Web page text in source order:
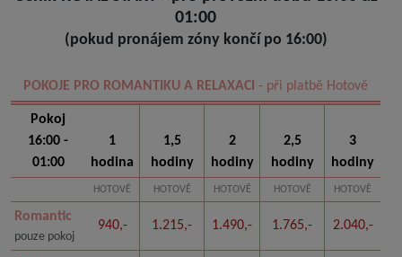
01:00
(pokud pronájem zóny končí po 16:00)
POKOJE PRO ROMANTIKU A RELAXACI - při platbě Hotově
Pokoj
16:00 -
01:00
1
hodina
1,5
hodiny
2
hodiny
2,5
hodiny
3
hodiny
HOTOVĚ HOTOVĚ HOTOVĚ HOTOVĚ HOTOVĚ
Romantic
pouze pokoj
940,- 1.215,- 1.490,- 1.765,- 2.040,-